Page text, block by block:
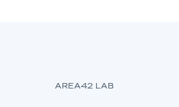
AREA42 LAB